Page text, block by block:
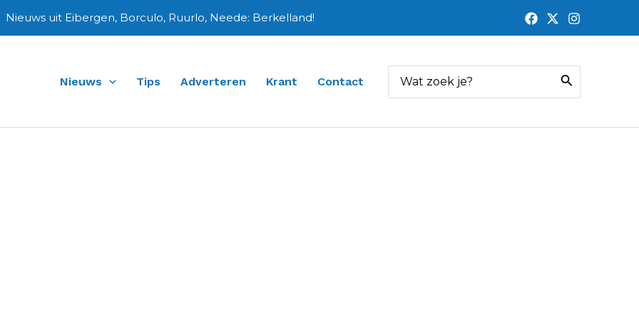
Nieuws uit Eibergen, Borculo, Ruurlo, Neede: Berkelland!
Nieuws Tips Adverteren Krant Contact
naar: